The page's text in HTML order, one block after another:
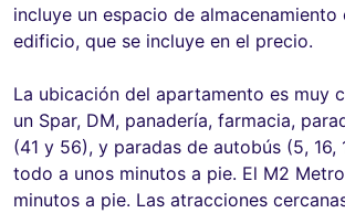
incluye un espacio de almacenamiento
edificio, que se incluye en el precio.
La ubicación del apartamento es muy
un Spar, DM, panadería, farmacia,
(41 y 56), y paradas de autobús (5, 16,
todo a unos minutos a pie. El M2
minutos a pie. Las atracciones